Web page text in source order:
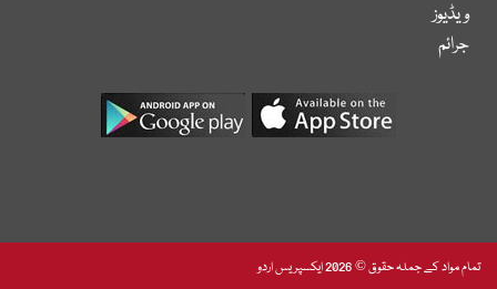
ویڈیوز
جرائم
تمام مواد کے جملہ حقوق © 2026 ایکسپریس اردو